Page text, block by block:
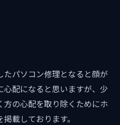
パソコン修理となると顔が
心配になると思いますが、少
方の心配を取り除くためにホ
載しております。